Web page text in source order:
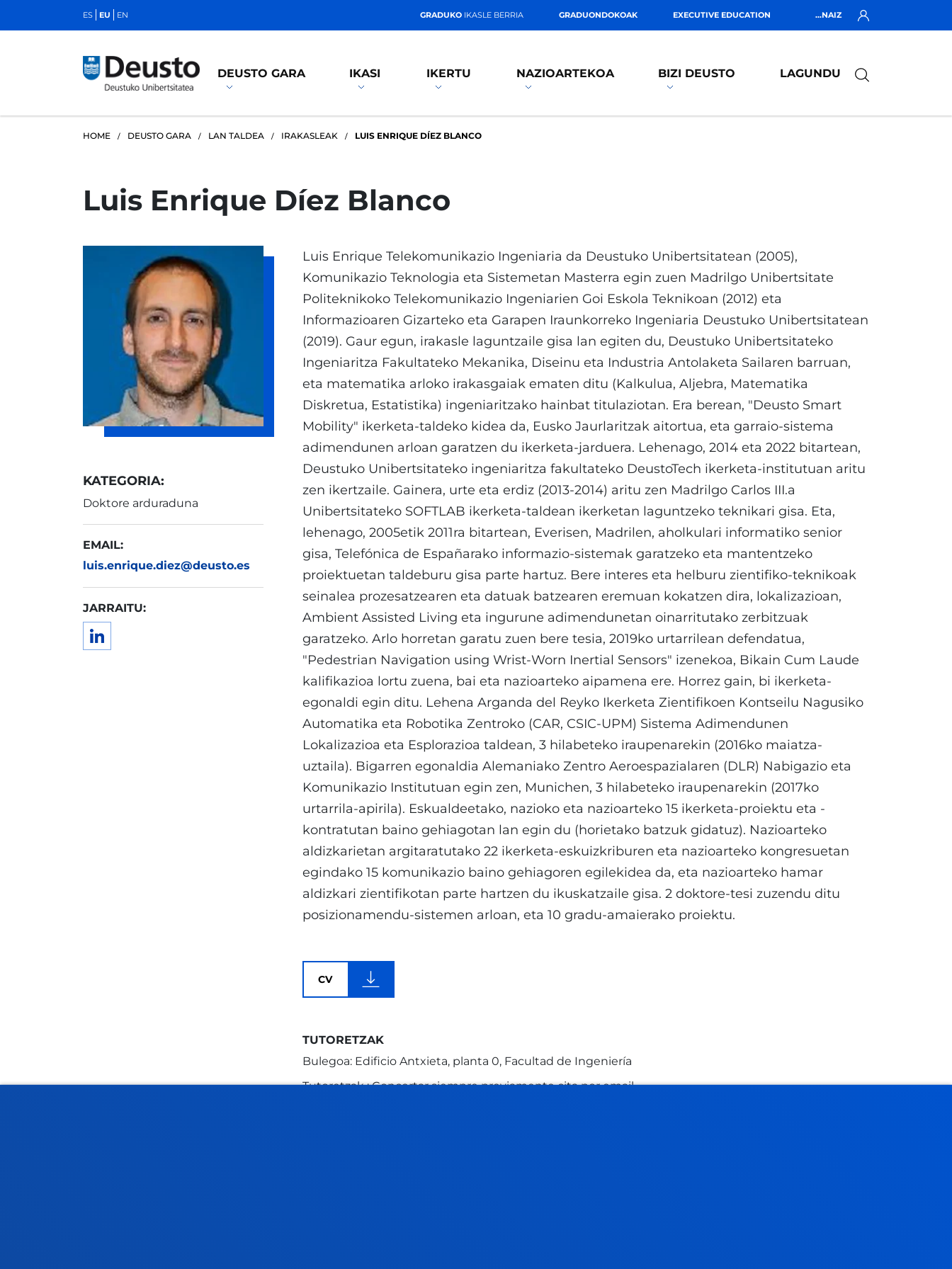
ES EU EN GRADUKO IKASLE BERRIA GRADUONDOKOAK EXECUTIVE EDUCATION ...NAIZ
DEUSTO GARA IKASI IKERTU NAZIOARTEKOA BIZI DEUSTO LAGUNDU
HOME DEUSTO GARA LAN TALDEA IRAKASLEAK LUIS ENRIQUE DÍEZ BLANCO
Luis Enrique Díez Blanco
KATEGORIA:
Doktore arduraduna
EMAIL:
luis.enrique.diez@deusto.es
JARRAITU:
Luis Enrique Telekomunikazio Ingeniaria da Deustuko Unibertsitatean (2005),
Komunikazio Teknologia eta Sistemetan Masterra egin zuen Madrilgo Unibertsitate
Politeknikoko Telekomunikazio Ingeniarien Goi Eskola Teknikoan (2012) eta
Informazioaren Gizarteko eta Garapen Iraunkorreko Ingeniaria Deustuko Unibertsitatean
(2019). Gaur egun, irakasle laguntzaile gisa lan egiten du, Deustuko Unibertsitateko
Ingeniaritza Fakultateko Mekanika, Diseinu eta Industria Antolaketa Sailaren barruan,
eta matematika arloko irakasgaiak ematen ditu (Kalkulua, Aljebra, Matematika
Diskretua, Estatistika) ingeniaritzako hainbat titulaziotan. Era berean, "Deusto Smart
Mobility" ikerketa-taldeko kidea da, Eusko Jaurlaritzak aitortua, eta garraio-sistema
adimendunen arloan garatzen du ikerketa-jarduera. Lehenago, 2014 eta 2022 bitartean,
Deustuko Unibertsitateko ingeniaritza fakultateko DeustoTech ikerketa-institutuan aritu
zen ikertzaile. Gainera, urte eta erdiz (2013-2014) aritu zen Madrilgo Carlos III.a
Unibertsitateko SOFTLAB ikerketa-taldean ikerketan laguntzeko teknikari gisa. Eta,
lehenago, 2005etik 2011ra bitartean, Everisen, Madrilen, aholkulari informatiko senior
gisa, Telefónica de Españarako informazio-sistemak garatzeko eta mantentzeko
proiektuetan taldeburu gisa parte hartuz. Bere interes eta helburu zientifiko-teknikoak
seinalea prozesatzearen eta datuak batzearen eremuan kokatzen dira, lokalizazioan,
Ambient Assisted Living eta ingurune adimendunetan oinarritutako zerbitzuak
garatzeko. Arlo horretan garatu zuen bere tesia, 2019ko urtarrilean defendatua,
"Pedestrian Navigation using Wrist-Worn Inertial Sensors" izenekoa, Bikain Cum Laude
kalifikazioa lortu zuena, bai eta nazioarteko aipamena ere. Horrez gain, bi ikerketa-
egonaldi egin ditu. Lehena Arganda del Reyko Ikerketa Zientifikoen Kontseilu Nagusiko
Automatika eta Robotika Zentroko (CAR, CSIC-UPM) Sistema Adimendunen
Lokalizazioa eta Esplorazioa taldean, 3 hilabeteko iraupenarekin (2016ko maiatza-
uztaila). Bigarren egonaldia Alemaniako Zentro Aeroespazialaren (DLR) Nabigazio eta
Komunikazio Institutuan egin zen, Munichen, 3 hilabeteko iraupenarekin (2017ko
urtarrila-apirila). Eskualdeetako, nazioko eta nazioarteko 15 ikerketa-proiektu eta -
kontratutan baino gehiagotan lan egin du (horietako batzuk gidatuz). Nazioarteko
aldizkarietan argitaratutako 22 ikerketa-eskuizkriburen eta nazioarteko kongresuetan
egindako 15 komunikazio baino gehiagoren egilekidea da, eta nazioarteko hamar
aldizkari zientifikotan parte hartzen du ikuskatzaile gisa. 2 doktore-tesi zuzendu ditu
posizionamendu-sistemen arloan, eta 10 gradu-amaierako proiektu.
CV
TUTORETZAK
Bulegoa: Edificio Antxieta, planta 0, Facultad de Ingeniería
Tutoretzak : Concertar siempre previamente cita por email.